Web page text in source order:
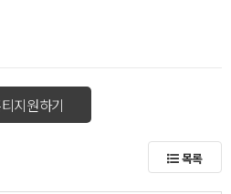
지원하기
목록